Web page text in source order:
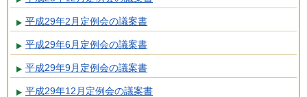
平成29年2月定例会の議案書
平成29年6月定例会の議案書
平成29年9月定例会の議案書
平成29年12月定例会の議案書